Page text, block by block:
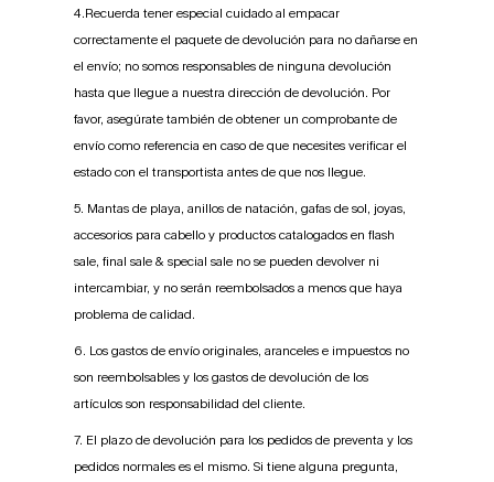
4.Recuerda tener especial cuidado al empacar
correctamente el paquete de devolución para no dañarse en
el envío; no somos responsables de ninguna devolución
hasta que llegue a nuestra dirección de devolución. Por
favor, asegúrate también de obtener un comprobante de
envío como referencia en caso de que necesites verificar el
estado con el transportista antes de que nos llegue.
5. Mantas de playa, anillos de natación, gafas de sol, joyas,
accesorios para cabello y productos catalogados en flash
sale, final sale & special sale no se pueden devolver ni
intercambiar, y no serán reembolsados a menos que haya
problema de calidad.
6. Los gastos de envío originales, aranceles e impuestos no
son reembolsables y los gastos de devolución de los
artículos son responsabilidad del cliente.
7. El plazo de devolución para los pedidos de preventa y los
pedidos normales es el mismo. Si tiene alguna pregunta,